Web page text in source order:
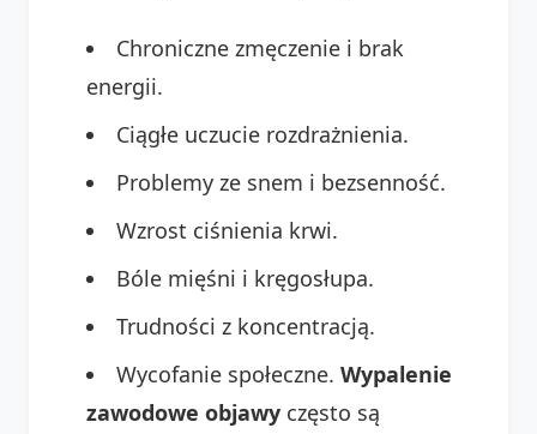
Chroniczne zmęczenie i brak
energii.
Ciągłe uczucie rozdrażnienia.
Problemy ze snem i bezsenność.
Wzrost ciśnienia krwi.
Bóle mięśni i kręgosłupa.
Trudności z koncentracją.
Wycofanie społeczne. Wypalenie
zawodowe objawy często są